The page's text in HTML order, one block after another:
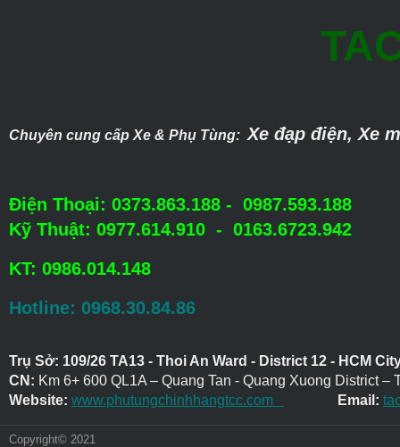
Chuyên cung cấp Xe & Phụ Tùng: Xe đạp điện, Xe
Điện Thoại: 0373.863.188 - 0987.593.188
Kỹ Thuật: 0977.614.910 - 0163.6723.942
KT: 0986.014.148
Hotline: 0968.30.84.86
Trụ Sở: 109/26 TA13 - Thoi An Ward - District 12 - HCM
CN: Km 6+ 600 QL1A – Quang Tan - Quang Xuong District
Website: www.phutungchinhhangtcc.com Email:
Copyright© 2021